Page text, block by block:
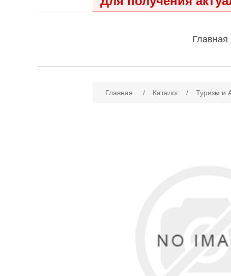
Главная
Главная / Каталог / Туризм и